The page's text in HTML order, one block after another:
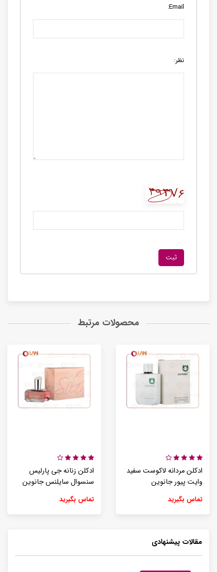
Email:
نظر:
محصولات مرتبط
ادکلن زنانه جی پارلیس
سنسوال سایلنس جانوین
تماس بگیرید
ادکلن مردانه لاکوست سفید
وایت پیور جانوین
تماس بگیرید
مقالات پیشنهادی